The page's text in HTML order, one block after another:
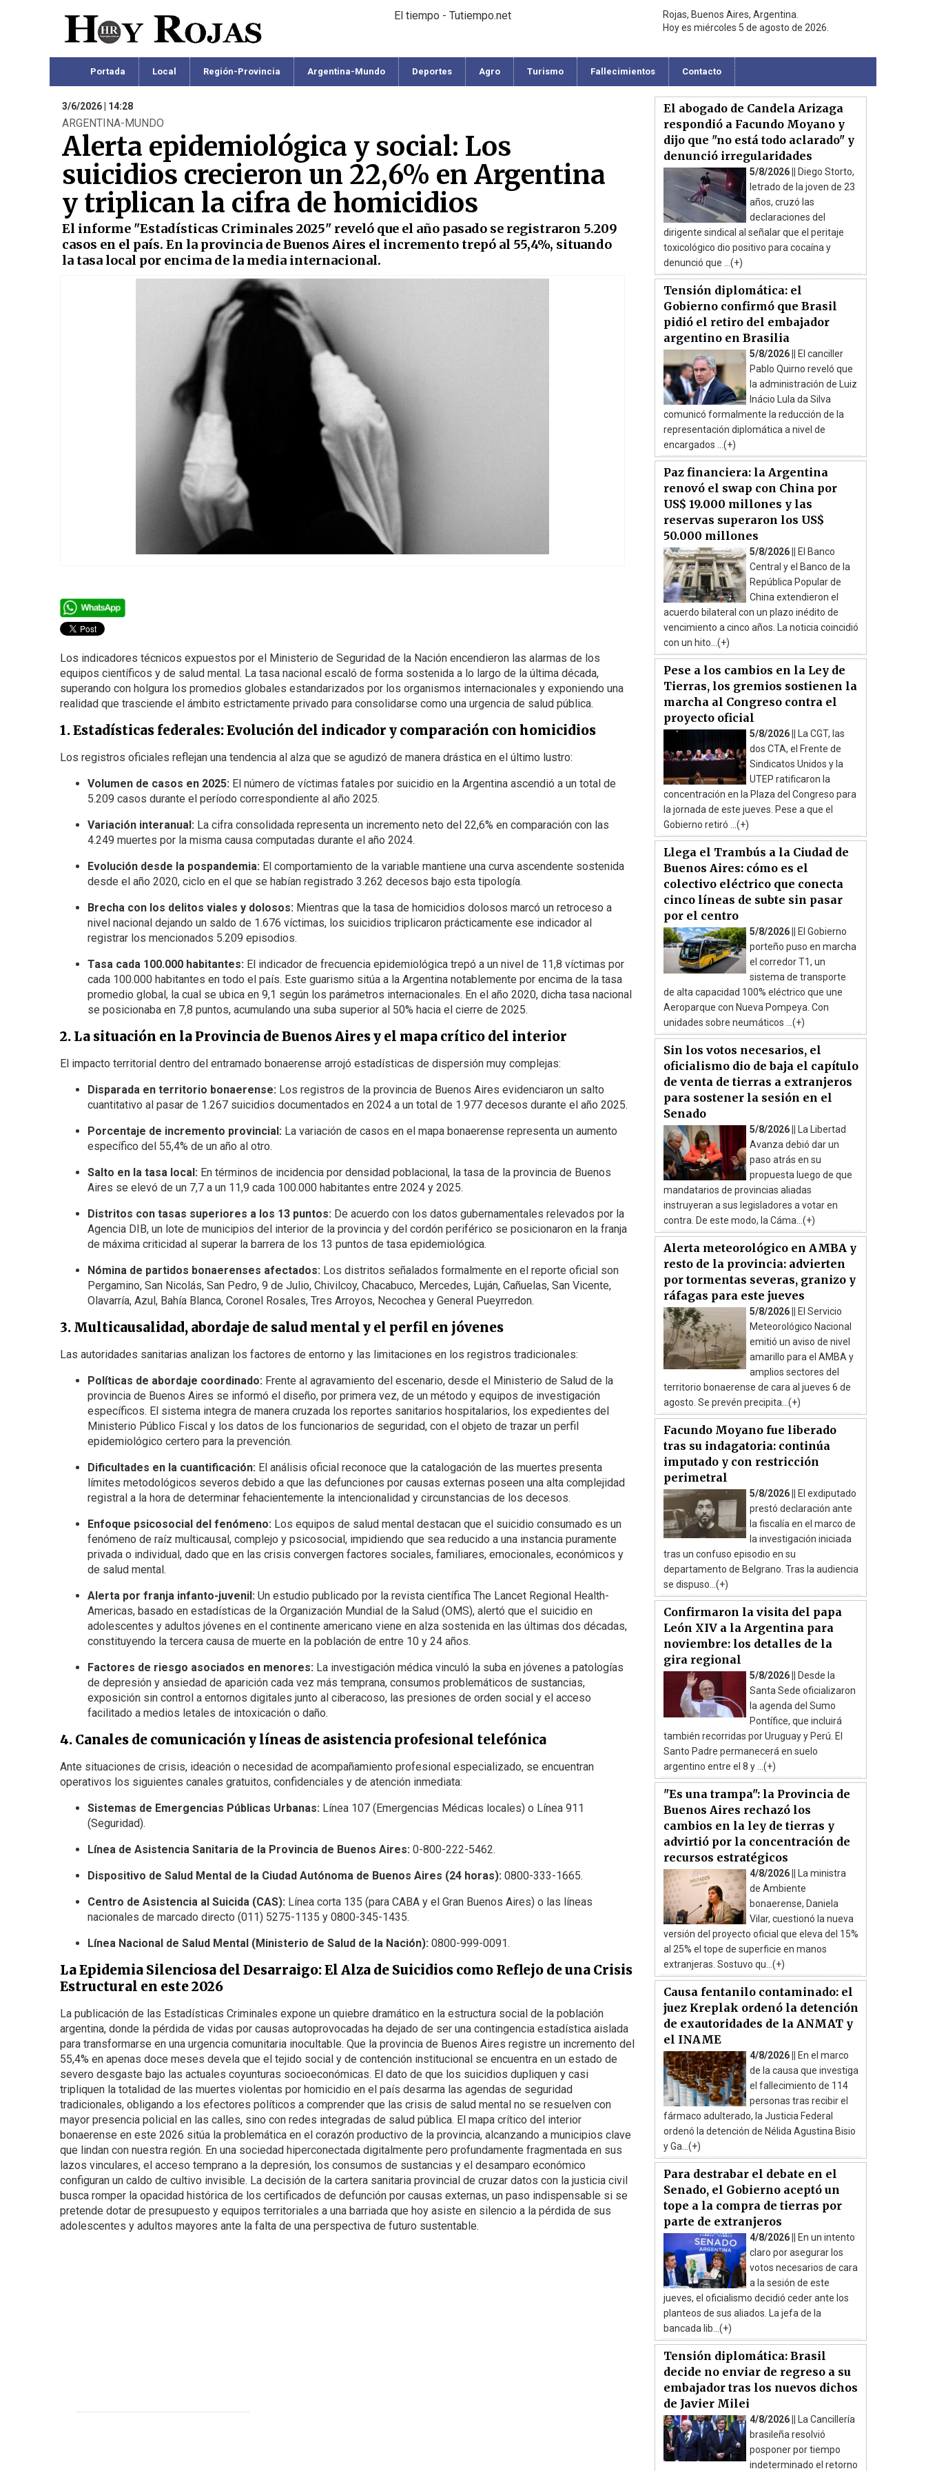
El tiempo - Tutiempo.net
Rojas, Buenos Aires, Argentina.
Hoy es miércoles 5 de agosto de 2026.
Portada Local Región-Provincia Argentina-Mundo Deportes Agro Turismo Fallecimientos Contacto
3/6/2026 | 14:28
ARGENTINA-MUNDO
Alerta epidemiológica y social: Los
suicidios crecieron un 22,6% en Argentina
y triplican la cifra de homicidios
El informe "Estadísticas Criminales 2025" reveló que el año pasado se registraron 5.209
casos en el país. En la provincia de Buenos Aires el incremento trepó al 55,4%, situando
la tasa local por encima de la media internacional.
Los indicadores técnicos expuestos por el Ministerio de Seguridad de la Nación encendieron las alarmas de los
equipos científicos y de salud mental. La tasa nacional escaló de forma sostenida a lo largo de la última década,
superando con holgura los promedios globales estandarizados por los organismos internacionales y exponiendo una
realidad que trasciende el ámbito estrictamente privado para consolidarse como una urgencia de salud pública.
1. Estadísticas federales: Evolución del indicador y comparación con homicidios
Los registros oficiales reflejan una tendencia al alza que se agudizó de manera drástica en el último lustro:
Volumen de casos en 2025: El número de víctimas fatales por suicidio en la Argentina ascendió a un total de
5.209 casos durante el período correspondiente al año 2025.
Variación interanual: La cifra consolidada representa un incremento neto del 22,6% en comparación con las
4.249 muertes por la misma causa computadas durante el año 2024.
Evolución desde la pospandemia: El comportamiento de la variable mantiene una curva ascendente sostenida
desde el año 2020, ciclo en el que se habían registrado 3.262 decesos bajo esta tipología.
Brecha con los delitos viales y dolosos: Mientras que la tasa de homicidios dolosos marcó un retroceso a
nivel nacional dejando un saldo de 1.676 víctimas, los suicidios triplicaron prácticamente ese indicador al
registrar los mencionados 5.209 episodios.
Tasa cada 100.000 habitantes: El indicador de frecuencia epidemiológica trepó a un nivel de 11,8 víctimas por
cada 100.000 habitantes en todo el país. Este guarismo sitúa a la Argentina notablemente por encima de la tasa
promedio global, la cual se ubica en 9,1 según los parámetros internacionales. En el año 2020, dicha tasa nacional
se posicionaba en 7,8 puntos, acumulando una suba superior al 50% hacia el cierre de 2025.
2. La situación en la Provincia de Buenos Aires y el mapa crítico del interior
El impacto territorial dentro del entramado bonaerense arrojó estadísticas de dispersión muy complejas:
Disparada en territorio bonaerense: Los registros de la provincia de Buenos Aires evidenciaron un salto
cuantitativo al pasar de 1.267 suicidios documentados en 2024 a un total de 1.977 decesos durante el año 2025.
Porcentaje de incremento provincial: La variación de casos en el mapa bonaerense representa un aumento
específico del 55,4% de un año al otro.
Salto en la tasa local: En términos de incidencia por densidad poblacional, la tasa de la provincia de Buenos
Aires se elevó de un 7,7 a un 11,9 cada 100.000 habitantes entre 2024 y 2025.
Distritos con tasas superiores a los 13 puntos: De acuerdo con los datos gubernamentales relevados por la
Agencia DIB, un lote de municipios del interior de la provincia y del cordón periférico se posicionaron en la franja
de máxima criticidad al superar la barrera de los 13 puntos de tasa epidemiológica.
Nómina de partidos bonaerenses afectados: Los distritos señalados formalmente en el reporte oficial son
Pergamino, San Nicolás, San Pedro, 9 de Julio, Chivilcoy, Chacabuco, Mercedes, Luján, Cañuelas, San Vicente,
Olavarría, Azul, Bahía Blanca, Coronel Rosales, Tres Arroyos, Necochea y General Pueyrredon.
3. Multicausalidad, abordaje de salud mental y el perfil en jóvenes
Las autoridades sanitarias analizan los factores de entorno y las limitaciones en los registros tradicionales:
Políticas de abordaje coordinado: Frente al agravamiento del escenario, desde el Ministerio de Salud de la
provincia de Buenos Aires se informó el diseño, por primera vez, de un método y equipos de investigación
específicos. El sistema integra de manera cruzada los reportes sanitarios hospitalarios, los expedientes del
Ministerio Público Fiscal y los datos de los funcionarios de seguridad, con el objeto de trazar un perfil
epidemiológico certero para la prevención.
Dificultades en la cuantificación: El análisis oficial reconoce que la catalogación de las muertes presenta
límites metodológicos severos debido a que las defunciones por causas externas poseen una alta complejidad
registral a la hora de determinar fehacientemente la intencionalidad y circunstancias de los decesos.
Enfoque psicosocial del fenómeno: Los equipos de salud mental destacan que el suicidio consumado es un
fenómeno de raíz multicausal, complejo y psicosocial, impidiendo que sea reducido a una instancia puramente
privada o individual, dado que en las crisis convergen factores sociales, familiares, emocionales, económicos y
de salud mental.
Alerta por franja infanto-juvenil: Un estudio publicado por la revista científica The Lancet Regional Health-
Americas, basado en estadísticas de la Organización Mundial de la Salud (OMS), alertó que el suicidio en
adolescentes y adultos jóvenes en el continente americano viene en alza sostenida en las últimas dos décadas,
constituyendo la tercera causa de muerte en la población de entre 10 y 24 años.
Factores de riesgo asociados en menores: La investigación médica vinculó la suba en jóvenes a patologías
de depresión y ansiedad de aparición cada vez más temprana, consumos problemáticos de sustancias,
exposición sin control a entornos digitales junto al ciberacoso, las presiones de orden social y el acceso
facilitado a medios letales de intoxicación o daño.
4. Canales de comunicación y líneas de asistencia profesional telefónica
Ante situaciones de crisis, ideación o necesidad de acompañamiento profesional especializado, se encuentran
operativos los siguientes canales gratuitos, confidenciales y de atención inmediata:
Sistemas de Emergencias Públicas Urbanas: Línea 107 (Emergencias Médicas locales) o Línea 911
(Seguridad).
Línea de Asistencia Sanitaria de la Provincia de Buenos Aires: 0-800-222-5462.
Dispositivo de Salud Mental de la Ciudad Autónoma de Buenos Aires (24 horas): 0800-333-1665.
Centro de Asistencia al Suicida (CAS): Línea corta 135 (para CABA y el Gran Buenos Aires) o las líneas
nacionales de marcado directo (011) 5275-1135 y 0800-345-1435.
Línea Nacional de Salud Mental (Ministerio de Salud de la Nación): 0800-999-0091.
La Epidemia Silenciosa del Desarraigo: El Alza de Suicidios como Reflejo de una Crisis
Estructural en este 2026
La publicación de las Estadísticas Criminales expone un quiebre dramático en la estructura social de la población
argentina, donde la pérdida de vidas por causas autoprovocadas ha dejado de ser una contingencia estadística aislada
para transformarse en una urgencia comunitaria inocultable. Que la provincia de Buenos Aires registre un incremento del
55,4% en apenas doce meses devela que el tejido social y de contención institucional se encuentra en un estado de
severo desgaste bajo las actuales coyunturas socioeconómicas. El dato de que los suicidios dupliquen y casi
tripliquen la totalidad de las muertes violentas por homicidio en el país desarma las agendas de seguridad
tradicionales, obligando a los efectores políticos a comprender que las crisis de salud mental no se resuelven con
mayor presencia policial en las calles, sino con redes integradas de salud pública. El mapa crítico del interior
bonaerense en este 2026 sitúa la problemática en el corazón productivo de la provincia, alcanzando a municipios clave
que lindan con nuestra región. En una sociedad hiperconectada digitalmente pero profundamente fragmentada en sus
lazos vinculares, el acceso temprano a la depresión, los consumos de sustancias y el desamparo económico
configuran un caldo de cultivo invisible. La decisión de la cartera sanitaria provincial de cruzar datos con la justicia civil
busca romper la opacidad histórica de los certificados de defunción por causas externas, un paso indispensable si se
pretende dotar de presupuesto y equipos territoriales a una barriada que hoy asiste en silencio a la pérdida de sus
adolescentes y adultos mayores ante la falta de una perspectiva de futuro sustentable.
El abogado de Candela Arizaga
respondió a Facundo Moyano y
dijo que "no está todo aclarado" y
denunció irregularidades
5/8/2026 ||
Diego Storto,
letrado de la joven de 23
años, cruzó las
declaraciones del
dirigente sindical al señalar que el peritaje
toxicológico dio positivo para cocaína y
denunció que ...(+)
Tensión diplomática: el
Gobierno confirmó que Brasil
pidió el retiro del embajador
argentino en Brasilia
5/8/2026 ||
El canciller
Pablo Quirno reveló que
la administración de Luiz
Inácio Lula da Silva
comunicó formalmente la reducción de la
representación diplomática a nivel de
encargados ...(+)
Paz financiera: la Argentina
renovó el swap con China por
US$ 19.000 millones y las
reservas superaron los US$
50.000 millones
5/8/2026 ||
El Banco
Central y el Banco de la
República Popular de
China extendieron el
acuerdo bilateral con un plazo inédito de
vencimiento a cinco años. La noticia coincidió
con un hito...(+)
Pese a los cambios en la Ley de
Tierras, los gremios sostienen la
marcha al Congreso contra el
proyecto oficial
5/8/2026 ||
La CGT, las
dos CTA, el Frente de
Sindicatos Unidos y la
UTEP ratificaron la
concentración en la Plaza del Congreso para
la jornada de este jueves. Pese a que el
Gobierno retiró ...(+)
Llega el Trambús a la Ciudad de
Buenos Aires: cómo es el
colectivo eléctrico que conecta
cinco líneas de subte sin pasar
por el centro
5/8/2026 ||
El Gobierno
porteño puso en marcha
el corredor T1, un
sistema de transporte
de alta capacidad 100% eléctrico que une
Aeroparque con Nueva Pompeya. Con
unidades sobre neumáticos ...(+)
Sin los votos necesarios, el
oficialismo dio de baja el capítulo
de venta de tierras a extranjeros
para sostener la sesión en el
Senado
5/8/2026 ||
La Libertad
Avanza debió dar un
paso atrás en su
propuesta luego de que
mandatarios de provincias aliadas
instruyeran a sus legisladores a votar en
contra. De este modo, la Cáma...(+)
Alerta meteorológico en AMBA y
resto de la provincia: advierten
por tormentas severas, granizo y
ráfagas para este jueves
5/8/2026 ||
El Servicio
Meteorológico Nacional
emitió un aviso de nivel
amarillo para el AMBA y
amplios sectores del
territorio bonaerense de cara al jueves 6 de
agosto. Se prevén precipita...(+)
Facundo Moyano fue liberado
tras su indagatoria: continúa
imputado y con restricción
perimetral
5/8/2026 ||
El exdiputado
prestó declaración ante
la fiscalía en el marco de
la investigación iniciada
tras un confuso episodio en su
departamento de Belgrano. Tras la audiencia
se dispuso...(+)
Confirmaron la visita del papa
León XIV a la Argentina para
noviembre: los detalles de la
gira regional
5/8/2026 ||
Desde la
Santa Sede oficializaron
la agenda del Sumo
Pontífice, que incluirá
también recorridas por Uruguay y Perú. El
Santo Padre permanecerá en suelo
argentino entre el 8 y ...(+)
"Es una trampa": la Provincia de
Buenos Aires rechazó los
cambios en la ley de tierras y
advirtió por la concentración de
recursos estratégicos
4/8/2026 ||
La ministra
de Ambiente
bonaerense, Daniela
Vilar, cuestionó la nueva
versión del proyecto oficial que eleva del 15%
al 25% el tope de superficie en manos
extranjeras. Sostuvo qu...(+)
Causa fentanilo contaminado: el
juez Kreplak ordenó la detención
de exautoridades de la ANMAT y
el INAME
4/8/2026 ||
En el marco
de la causa que investiga
el fallecimiento de 114
personas tras recibir el
fármaco adulterado, la Justicia Federal
ordenó la detención de Nélida Agustina Bisio
y Ga...(+)
Para destrabar el debate en el
Senado, el Gobierno aceptó un
tope a la compra de tierras por
parte de extranjeros
4/8/2026 ||
En un intento
claro por asegurar los
votos necesarios de cara
a la sesión de este
jueves, el oficialismo decidió ceder ante los
planteos de sus aliados. La jefa de la
bancada lib...(+)
Tensión diplomática: Brasil
decide no enviar de regreso a su
embajador tras los nuevos dichos
de Javier Milei
4/8/2026 ||
La Cancillería
brasileña resolvió
posponer por tiempo
indeterminado el retorno